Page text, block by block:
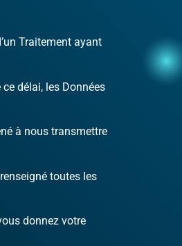
Traitement ayant
ce délai, les Données
à nous transmettre
toutes les
donnez votre